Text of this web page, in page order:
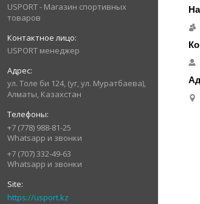
USPORT - Магазин спортивных
товаров
USPORT менеджер
ул. Толе би 124, (уг, ул. Муратбаева),
Алматы, Казахстан
+7 (778) 988-81-25
Whatsapp и звонки
+7 (707) 332-49-63
Whatsapp и звонки
https://usport.kz